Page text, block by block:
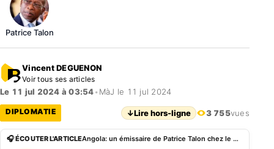
Patrice Talon
Vincent DEGUENON
Voir tous ses articles
Le 11 jul 2024 à 03:54• MàJ le 11 jul 2024
DIPLOMATIE ↓Lire hors-ligne 3 755vues
🎧 ÉCOUTER L'ARTICLE Angola: un émissaire de Patrice Talon chez le président Joà£o Lourenço